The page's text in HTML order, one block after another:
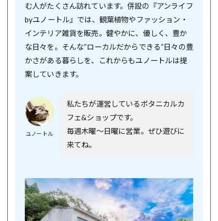
む人がたくさん訪れています。併設の『アンライフ
byユノートル』では、観葉植物やファッション・
インテリア雑貨を販売。健やかに、優しく、豊か
な日々を。そんな”ローカルだからできる”日々の豊
かさがある暮らしを、これからもユノートルは提
案していきます。
ユノートル
私たちが運営しているボタニカルカ
フェ&ショップです。
毎週木曜〜日曜に営業。ぜひ遊びに
来てね。